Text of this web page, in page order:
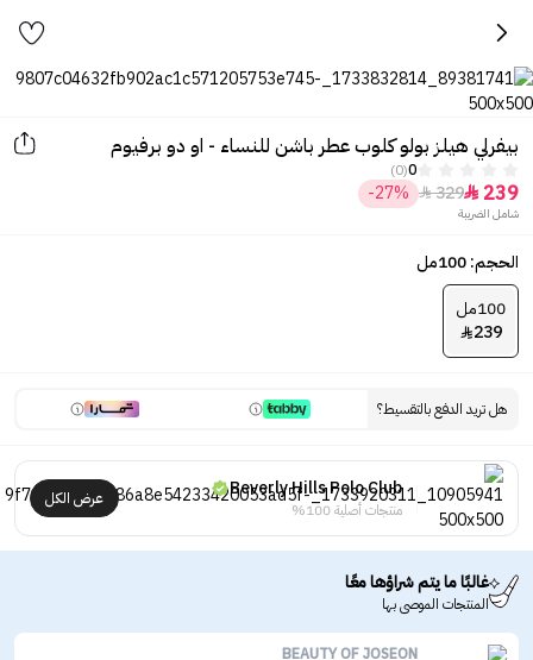
بيفرلي هيلز بولو كلوب عطر باشن للنساء - او دو برفيوم
0
(0)
239

329

-27%
شامل الضريبة
الحجم: 100مل
100مل
239

هل تريد الدفع بالتقسيط؟
Beverly Hills Polo Club
منتجات أصلية 100%
عرض الكل
غالبًا ما يتم شراؤها معًا
المنتجات الموصى بها
BEAUTY OF JOSEON